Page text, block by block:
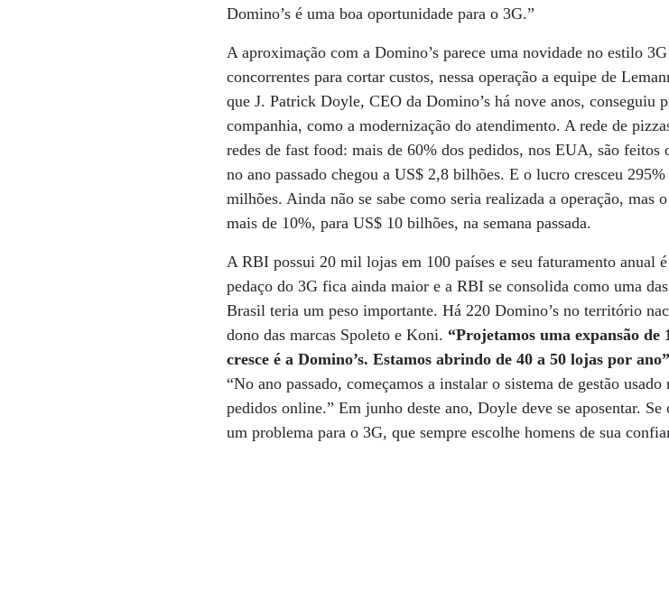
Domino’s é uma boa oportunidade para o 3G.”
A aproximação com a Domino’s parece uma novidade no estilo
concorrentes para cortar custos, nessa operação a equipe de
que J. Patrick Doyle, CEO da Domino’s há nove anos, conseguiu
companhia, como a modernização do atendimento. A rede de
redes de fast food: mais de 60% dos pedidos, nos EUA, são
no ano passado chegou a US$ 2,8 bilhões. E o lucro cresceu
milhões. Ainda não se sabe como seria realizada a operação, mas
mais de 10%, para US$ 10 bilhões, na semana passada.
A RBI possui 20 mil lojas em 100 países e seu faturamento anual
pedaço do 3G fica ainda maior e a RBI se consolida como uma
Brasil teria um peso importante. Há 220 Domino’s no território
dono das marcas Spoleto e Koni. “Projetamos uma expansão de
cresce é a Domino’s. Estamos abrindo de 40 a 50 lojas por ano”
“No ano passado, começamos a instalar o sistema de gestão
pedidos online.” Em junho deste ano, Doyle deve se aposentar.
um problema para o 3G, que sempre escolhe homens de sua